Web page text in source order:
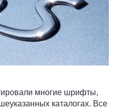
многие шрифты,
каталогах. Все